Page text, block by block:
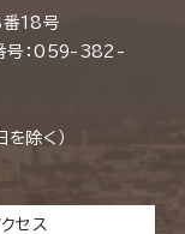
18号
号：059-382-
除く）
セス